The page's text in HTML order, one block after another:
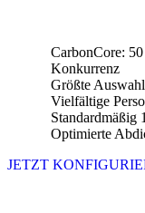
CarbonCore:
Konkurrenz
Größte
Vielfältige
Standardmäßig
Optimierte
JETZT